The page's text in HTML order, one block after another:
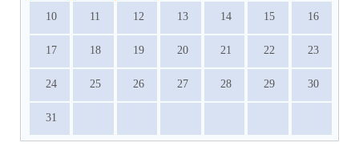
10 11 12 13 14 15 16
17 18 19 20 21 22 23
24 25 26 27 28 29 30
31